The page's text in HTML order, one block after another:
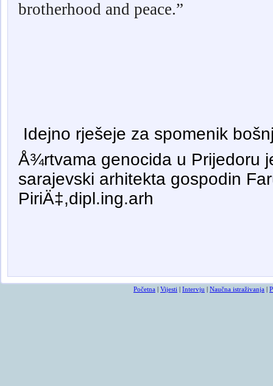
brotherhood and peace.”
Idejno rješeje za spomenik
Å¾rtvama genocida u Prijedoru
sarajevski arhitekta gospodin
PiriÄ‡,dipl.ing.arh
Početna Vijesti Intervju Naučna istraživanja